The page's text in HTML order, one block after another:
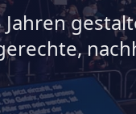
Jahren